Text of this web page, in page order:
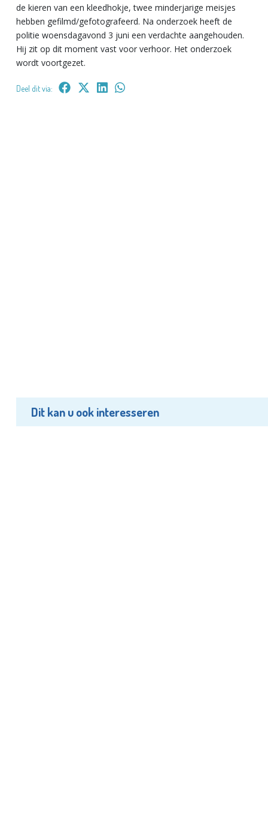
de kieren van een kleedhokje, twee minderjarige meisjes
hebben gefilmd/gefotografeerd. Na onderzoek heeft de
politie woensdagavond 3 juni een verdachte aangehouden.
Hij zit op dit moment vast voor verhoor. Het onderzoek
wordt voortgezet.
Deel dit via:
Dit kan u ook interesseren